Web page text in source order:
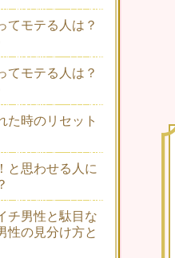
てモテる人は？
てモテる人は？
た時のリセット
と思わせる人に
チ男性と駄目な
性の見分け方と